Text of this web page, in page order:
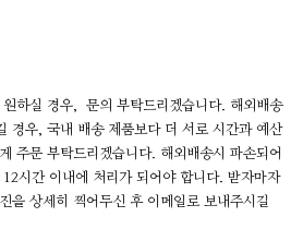
하실 경우, 문의 부탁드리겠습니다. 해외배송
경우, 국내 배송 제품보다 더 서로 시간과 예산
주문 부탁드리겠습니다. 해외배송시 파손되어
시간 이내에 처리가 되어야 합니다. 받자마자
을 상세히 찍어두신 후 이메일로 보내주시길